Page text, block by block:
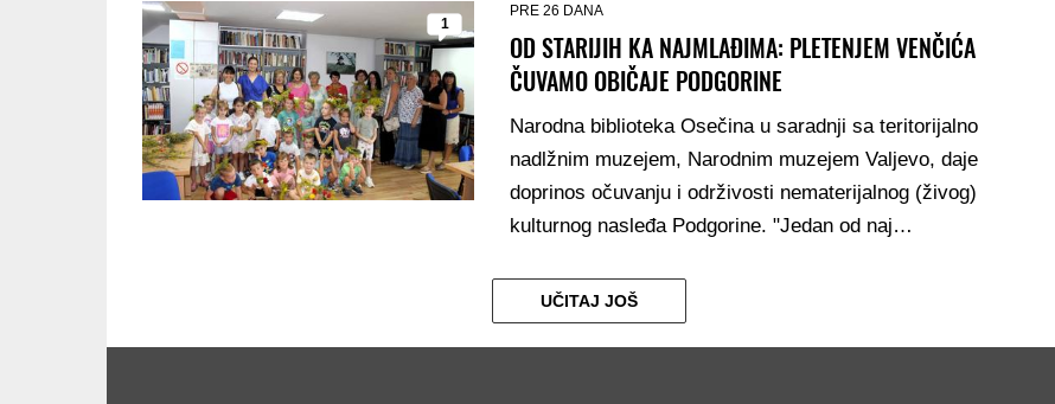
1
PRE 26 DANA
OD STARIJIH KA NAJMLAĐIMA: PLETENJEM VENČIĆA
ČUVAMO OBIČAJE PODGORINE
Narodna biblioteka Osečina u saradnji sa teritorijalno
nadlžnim muzejem, Narodnim muzejem Valjevo, daje
doprinos očuvanju i održivosti nematerijalnog (živog)
kulturnog nasleđa Podgorine. "Jedan od naj…
UČITAJ JOŠ